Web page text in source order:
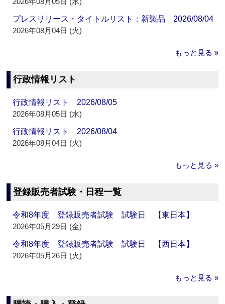
プレスリリース・タイトルリスト：新製品 2026/08/04
2026年08月04日 (火)
もっと見る »
行政情報リスト
行政情報リスト 2026/08/05
2026年08月05日 (水)
行政情報リスト 2026/08/04
2026年08月04日 (火)
もっと見る »
登録販売者試験・日程一覧
令和8年度 登録販売者試験 試験日 【東日本】
2026年05月29日 (金)
令和8年度 登録販売者試験 試験日 【西日本】
2026年05月26日 (火)
もっと見る »